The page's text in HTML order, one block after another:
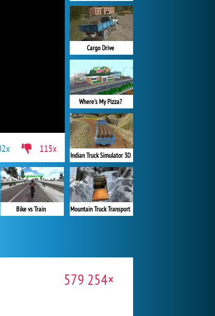
Cargo Drive
Where's My Pizza?
Indian Truck Simulator 3D
Mountain Truck Transport
Bike vs Train
115x
579 254×